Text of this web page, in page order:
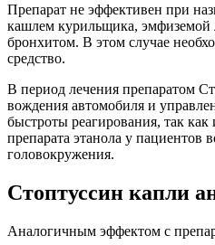
Препарат не эффективен при
кашлем курильщика, эмфиземой
бронхитом. В этом случае
средство.
В период лечения препаратом
вождения автомобиля и
быстроты реагирования, так как
препарата этанола у пациентов
головокружения.
Стоптуссин капли
Аналогичным эффектом с